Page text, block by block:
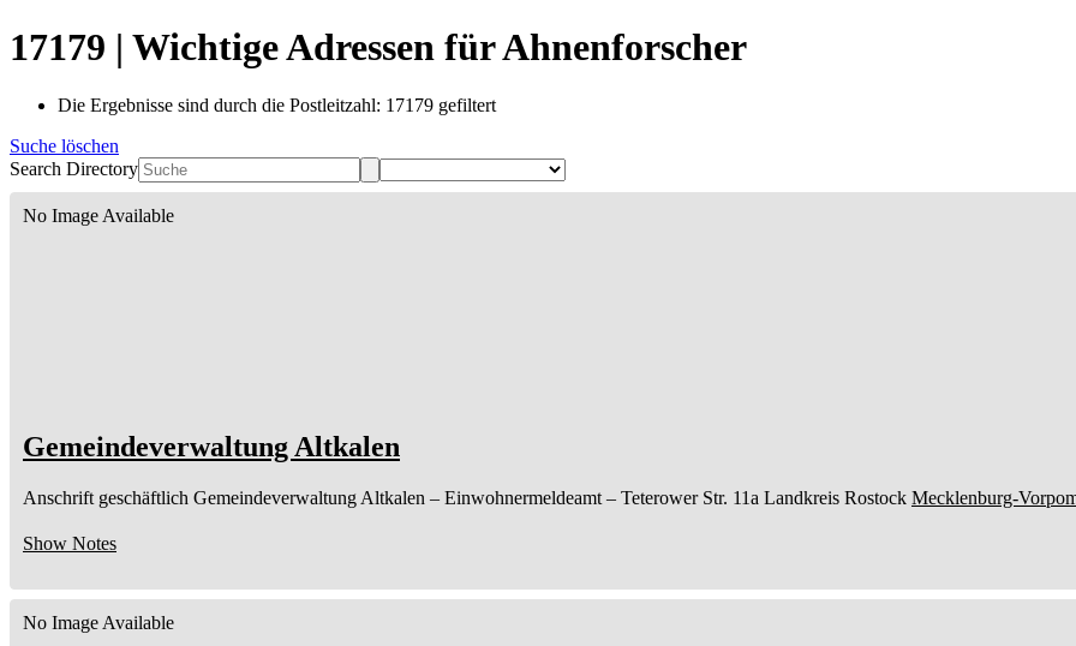
17179 | Wichtige Adressen für Ahnenforscher
Die Ergebnisse sind durch die Postleitzahl: 17179 gefiltert
Suche löschen
Search Directory
No Image Available
Gemeindeverwaltung Altkalen
Anschrift geschäftlich Gemeindeverwaltung Altkalen – Einwohnermeldeamt – Teterower Str. 11a Landkreis Rostock Mecklenburg-
Show Notes
No Image Available